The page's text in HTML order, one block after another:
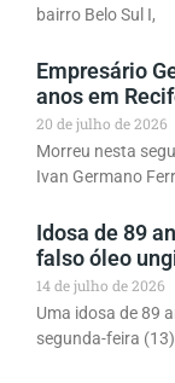
bairro Belo Sul I,
Empresário
anos em
20 de julho de 2026
Morreu nesta
Ivan Germano
Idosa de 89
falso óleo
14 de julho de 2026
Uma idosa de 89
segunda-feira